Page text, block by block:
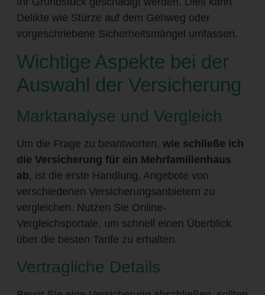
Delikte wie Stürze auf dem Gehweg oder
vorgeschriebene Sicherheitsmängel umfassen.
Wichtige Aspekte bei der
Auswahl der Versicherung
Marktanalyse und Vergleich
Um die Frage zu beantworten, wie schließe ich
die Versicherung für ein Mehrfamilienhaus
ab, ist die erste Handlung, Angebote von
verschiedenen Versicherungsanbietern zu
vergleichen. Nutzen Sie Online-
Vergleichsportale, um schnell einen Überblick
über die besten Tarife zu erhalten.
Vertragliche Details